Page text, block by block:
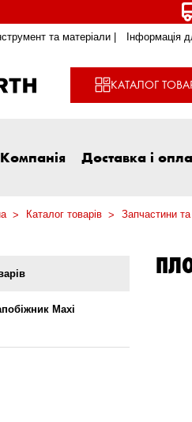
та матеріали | Інформація
КАТАЛОГ
Компанія Доставка і
Каталог товарів Запчастини
Maxi